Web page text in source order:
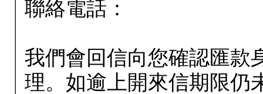
聯絡電話：
我們會回信向您確認匯款
理。如逾上開來信期限仍